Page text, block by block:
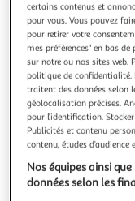
SC CRYSTAL
Bracelet par SC
Bracelet SC
16cm (+6cm de
En savoir +
Vous voulez
certains contenus et
pour vous. Vous pouvez
pour retirer votre
mes préférences" en bas
sur notre ou nos sites web.
politique de confidentialité.
traitent des données selon
géolocalisation précises.
pour l’identification.
Publicités et contenu
contenu, études
Nos équipes ainsi
données selon les